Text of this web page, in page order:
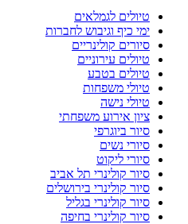
טיולים לגמלאים
ימי כיף וגיבוש לחברות
סיורים קולינריים
טיולים עירוניים
טיולים בטבע
טיולי משפחות
טיולי נישה
ציון אירוע משפחתי
סיור ביוגרפי
סיורי נשים
סיורי ליקוט
סיור קולינרי תל אביב
סיור קולינרי בירושלים
סיור קולינרי בגליל
סיור קולינרי בחיפה